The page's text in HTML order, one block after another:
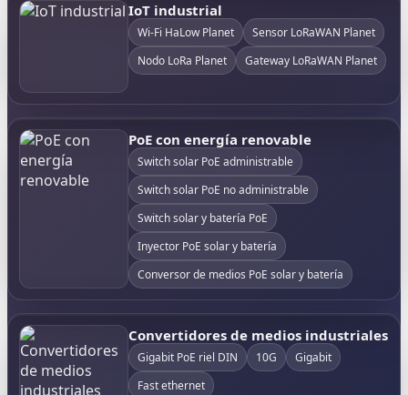
IoT industrial
Wi-Fi HaLow Planet
Sensor LoRaWAN Planet
Nodo LoRa Planet
Gateway LoRaWAN Planet
PoE con energía renovable
Switch solar PoE administrable
Switch solar PoE no administrable
Switch solar y batería PoE
Inyector PoE solar y batería
Conversor de medios PoE solar y batería
Convertidores de medios industriales
Gigabit PoE riel DIN 10G
Gigabit
Fast ethernet